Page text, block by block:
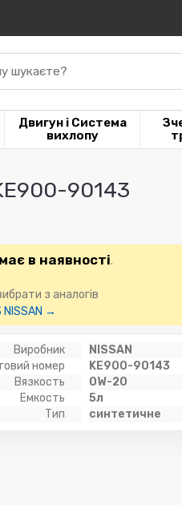
шукаєте?
Двигун і Система
вихлопу
90143
в наявності.
з аналогів
→
Виробник
NISSAN
номер
KE900-90143
Вязкость
0W-20
Емкость
5л
Тип
синтетичне